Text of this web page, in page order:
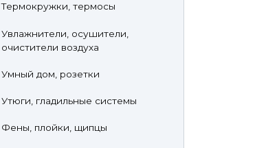
Термокружки, термосы
Увлажнители, осушители,
очистители воздуха
Умный дом, розетки
Утюги, гладильные системы
Фены, плойки, щипцы